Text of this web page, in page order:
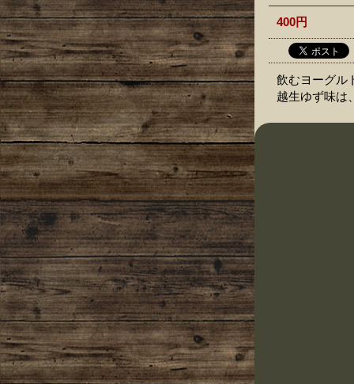
400円
飲むヨーグル
越生ゆず味は